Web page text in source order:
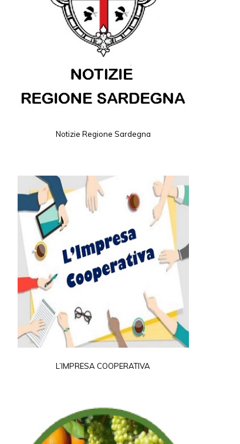
Notizie Regione Sardegna
L’IMPRESA COOPERATIVA